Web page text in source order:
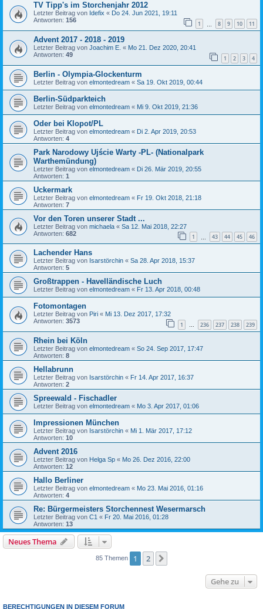
TV Tipp's im Storchenjahr 2012
Letzter Beitrag von Idefix « Do 24. Jun 2021, 19:11
Antworten: 156 1 8 9 10 11
Advent 2017 - 2018 - 2019
Letzter Beitrag von Joachim E. « Mo 21. Dez 2020, 20:41
Antworten: 49 1 2 3 4
Berlin - Olympia-Glockenturm
Letzter Beitrag von elmontedream « Sa 19. Okt 2019, 00:44
Berlin-Südparkteich
Letzter Beitrag von elmontedream « Mi 9. Okt 2019, 21:36
Oder bei Klopot/PL
Letzter Beitrag von elmontedream « Di 2. Apr 2019, 20:53
Antworten: 4
Park Narodowy Ujście Warty -PL- (Nationalpark
Warthemündung)
Letzter Beitrag von elmontedream « Di 26. Mär 2019, 20:55
Antworten: 1
Uckermark
Letzter Beitrag von elmontedream « Fr 19. Okt 2018, 21:18
Antworten: 7
Vor den Toren unserer Stadt ...
Letzter Beitrag von michaela « Sa 12. Mai 2018, 22:27
Antworten: 682 1 43 44 45 46
Lachender Hans
Letzter Beitrag von Isarstörchin « Sa 28. Apr 2018, 15:37
Antworten: 5
Großtrappen - Havelländische Luch
Letzter Beitrag von elmontedream « Fr 13. Apr 2018, 00:48
Fotomontagen
Letzter Beitrag von Piri « Mi 13. Dez 2017, 17:32
Antworten: 3573 1 … 236 237 238 239
Rhein bei Köln
Letzter Beitrag von elmontedream « So 24. Sep 2017, 17:47
Antworten: 8
Hellabrunn
Letzter Beitrag von Isarstörchin « Fr 14. Apr 2017, 16:37
Antworten: 2
Spreewald - Fischadler
Letzter Beitrag von elmontedream « Mo 3. Apr 2017, 01:06
Impressionen München
Letzter Beitrag von Isarstörchin « Mi 1. Mär 2017, 17:12
Antworten: 10
Advent 2016
Letzter Beitrag von Helga Sp « Mo 26. Dez 2016, 22:00
Antworten: 12
Hallo Berliner
Letzter Beitrag von elmontedream « Mo 23. Mai 2016, 01:16
Antworten: 4
Re: Bürgermeisters Storchennest Wesermarsch
Letzter Beitrag von C1 « Fr 20. Mai 2016, 01:28
Antworten: 13
Neues Thema
85 Themen 1 2
Gehe zu
BERECHTIGUNGEN IN DIESEM FORUM